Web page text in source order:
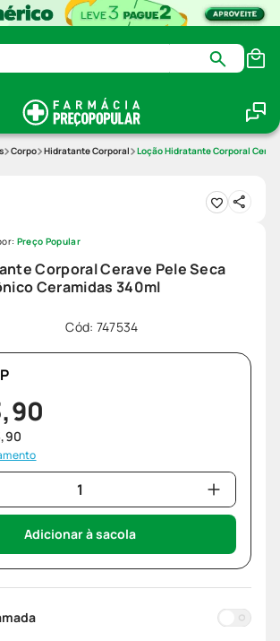
Corpo Hidratante Corporal Loção Hidratante Corporal
Corporal Cerave Pele Seca
Ceramidas 340ml
Cód: 747534
Preço Popular
,90
,90
Adicionar à sacola